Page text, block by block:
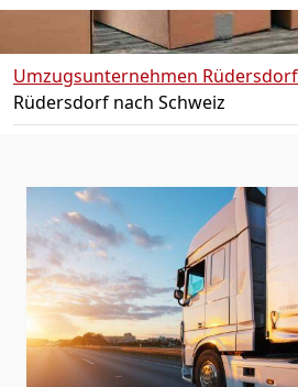
Umzugsunternehmen Rüdersdorf
Rüdersdorf nach Schweiz